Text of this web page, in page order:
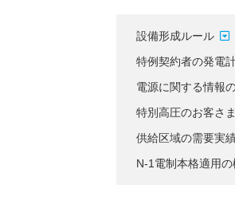
設備形成ルール
特例契約者の発電
電源に関する情報
特別高圧のお客さ
供給区域の需要実
N-1電制本格適用